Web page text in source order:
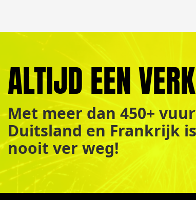
ALTIJD EEN
Met meer dan 450+
Duitsland en Frankrijk
nooit ver weg!